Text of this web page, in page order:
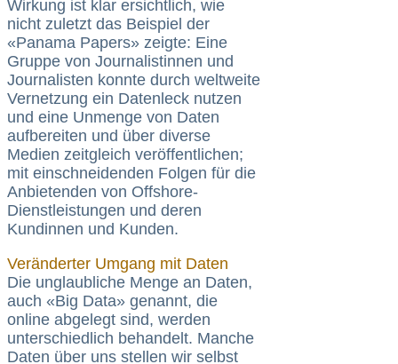
Wirkung ist klar ersichtlich, wie
nicht zuletzt das Beispiel der
«Panama Papers» zeigte: Eine
Gruppe von Journalistinnen und
Journalisten konnte durch weltweite
Vernetzung ein Datenleck nutzen
und eine Unmenge von Daten
aufbereiten und über diverse
Medien zeitgleich veröffentlichen;
mit einschneidenden Folgen für die
Anbietenden von Offshore-
Dienstleistungen und deren
Kundinnen und Kunden.
Veränderter Umgang mit Daten
Die unglaubliche Menge an Daten,
auch «Big Data» genannt, die
online abgelegt sind, werden
unterschiedlich behandelt. Manche
Daten über uns stellen wir selbst